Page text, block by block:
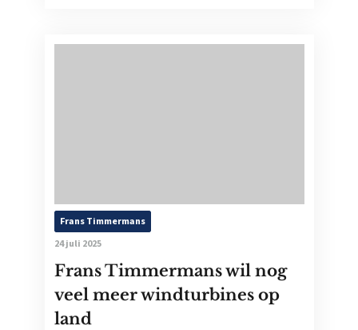
Frans Timmermans
24 juli 2025
Frans Timmermans wil nog
veel meer windturbines op
land